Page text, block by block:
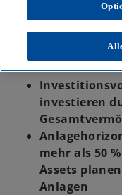
KPMG
Vertrauen in digitale
Herausforderungen
investieren
mehr als 50
Assets
Anlagen